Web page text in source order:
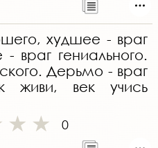
худшее - враг
враг гениального.
Дерьмо - враг
живи, век учись
0